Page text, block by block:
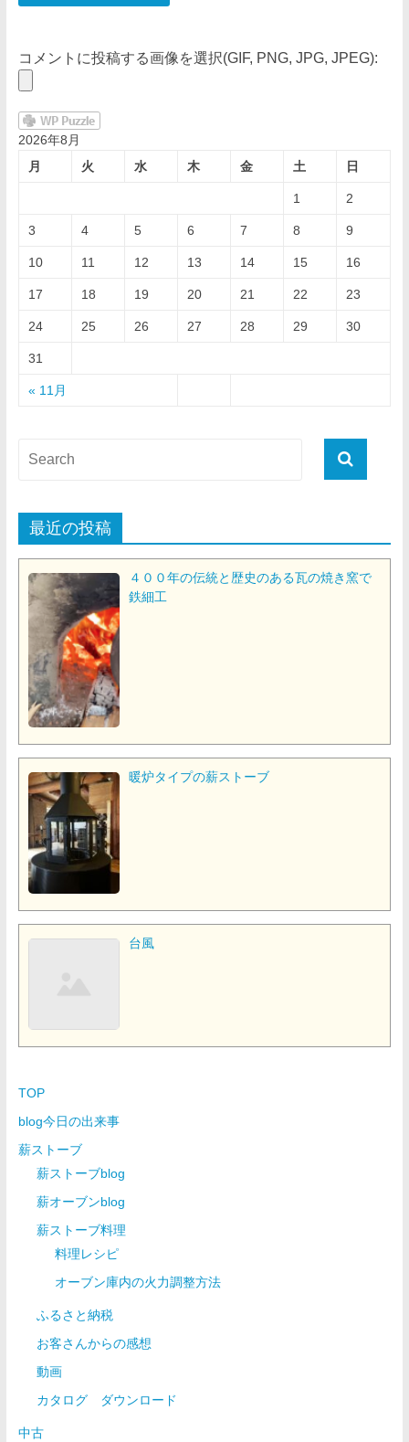
コメントに投稿する画像を選択(GIF, PNG, JPG, JPEG):
2026年8月
月
火 水 木 金 土 日
« 11月
1 2
3 4 5 6 7 8 9
10 11 12 13 14 15 16
17 18 19 20 21 22 23
24 25 26 27 28 29 30
31
最近の投稿
４００年の伝統と歴史のある瓦の焼き窯で
鉄細工
暖炉タイプの薪ストーブ
台風
TOP
blog今日の出来事
薪ストーブ
薪ストーブblog
薪オーブンblog
薪ストーブ料理
料理レシピ
オーブン庫内の火力調整方法
ふるさと納税
お客さんからの感想
動画
カタログ ダウンロード
中古